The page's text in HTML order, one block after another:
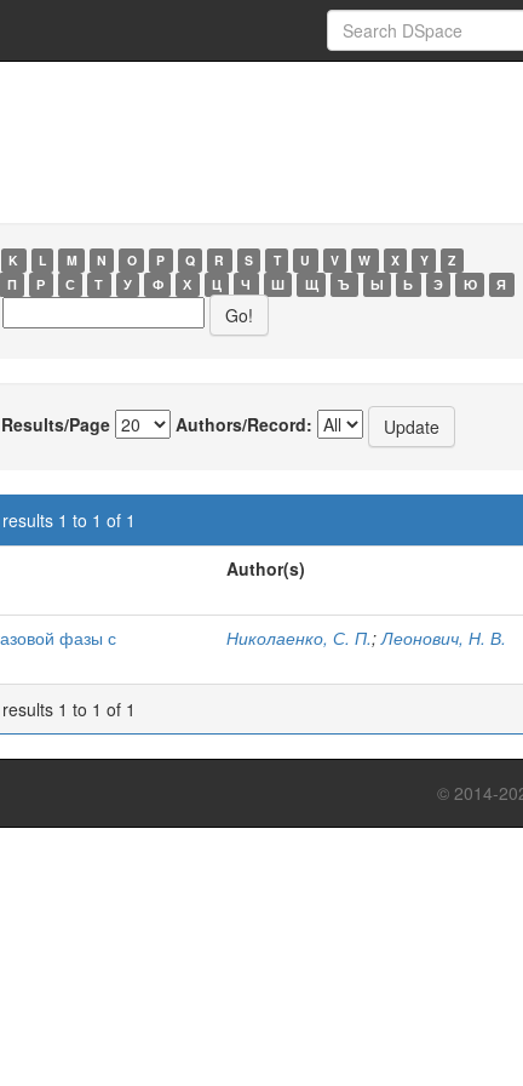
K L M N O P Q R S T U V W X Y
Z
П Р С Т У Ф Х Ц Ч Ш Щ Ъ Ы Ь Э Ю Я
Results/Page Authors/Record:
1 to 1 of 1
Author(s)
фазы с
Николаенко, С. П.;Леонович, Н. В.
1 to 1 of 1
© 2014-